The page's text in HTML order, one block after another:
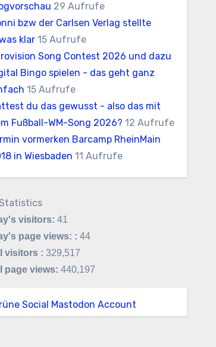
29 Aufrufe
bzw der Carlsen Verlag stellte
klar 15 Aufrufe
Song Contest 2026 und dazu
Bingo spielen - das geht ganz
15 Aufrufe
du das gewusst - also das mit
Fußball-WM-Song 2026? 12 Aufrufe
vormerken Barcamp RheinMain
in Wiesbaden 11 Aufrufe
visitors: 41
page views: : 44
visitors : 329,517
page views: 440,197
Social Mastodon Account